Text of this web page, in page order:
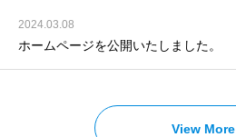
2024.03.08
ホームページを公開いたしました。
View More